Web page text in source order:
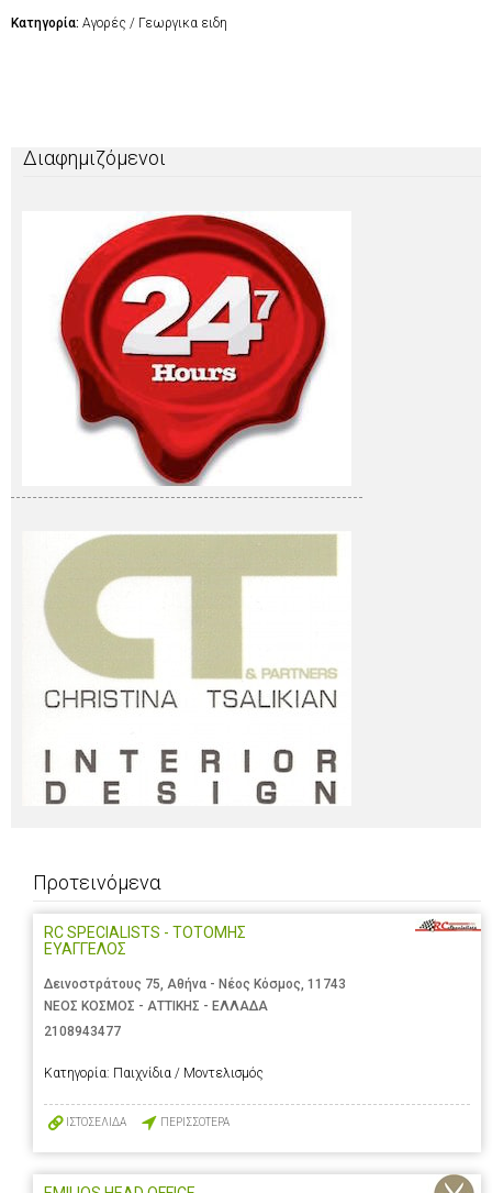
Κατηγορία: Αγορές / Γεωργικα ειδη
Διαφημιζόμενοι
Προτεινόμενα
RC SPECIALISTS - ΤΟΤΟΜΗΣ
ΕΥΑΓΓΕΛΟΣ
Δεινοστράτους 75, Αθήνα - Νέος Κόσμος, 11743
ΝΕΟΣ ΚΟΣΜΟΣ - ΑΤΤΙΚΗΣ - ΕΛΛΑΔΑ
2108943477
Κατηγορία: Παιχνίδια / Μοντελισμός
ΙΣΤΟΣΕΛΙΔΑ ΠΕΡΙΣΣΟΤΕΡΑ